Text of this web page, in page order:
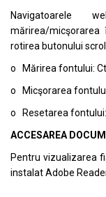
Navigatoarele
mărirea/
rotirea butonului
o Mărirea fontului:
o Micşorarea
o Resetarea
ACCESAREA
Pentru vizualizarea
instalat Adobe